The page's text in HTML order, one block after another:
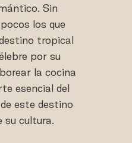
Sin
los que
tropical
por su
la cocina
esencial del
este destino
su cultura.